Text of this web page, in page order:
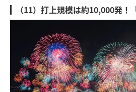
（11）打上規模は約10,000発！